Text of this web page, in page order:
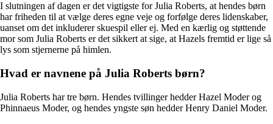
I slutningen af dagen er det vigtigste for Julia Roberts, at hendes børn
har friheden til at vælge deres egne veje og forfølge deres lidenskaber,
uanset om det inkluderer skuespil eller ej. Med en kærlig og støttende
mor som Julia Roberts er det sikkert at sige, at Hazels fremtid er lige så
lys som stjernerne på himlen.
Hvad er navnene på Julia Roberts børn?
Julia Roberts har tre børn. Hendes tvillinger hedder Hazel Moder og
Phinnaeus Moder, og hendes yngste søn hedder Henry Daniel Moder.